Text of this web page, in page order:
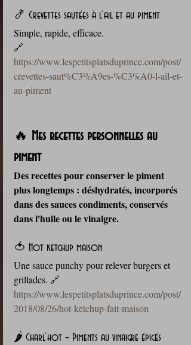
🍤 Crevettes sautées à l’ail et au piment
Simple, rapide, efficace.
🔗
https://www.lespetitsplatsduprince.com/post/
crevettes-saut%C3%A9es-%C3%A0-l-ail-et-
au-piment
🔥 Mes recettes personnelles au
piment
Des recettes pour conserver le piment
plus longtemps : déshydratés, incorporés
dans des sauces condiments, conservés
dans l'huile ou le vinaigre.
🍅 Hot ketchup maison
Une sauce punchy pour relever burgers et
grillades. 🔗
https://www.lespetitsplatsduprince.com/post/
2018/08/26/hot-ketchup-fait-maison
🌶️ Charl’hot – Piments au vinaigre épicés